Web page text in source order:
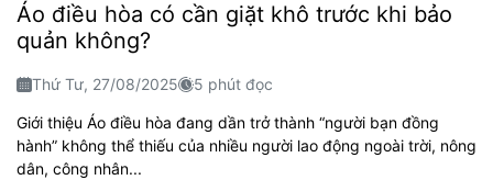
Áo điều hòa có cần giặt khô trước khi bảo
quản không?
Thứ Tư, 27/08/2025 5 phút đọc
Giới thiệu Áo điều hòa đang dần trở thành “người bạn đồng
hành” không thể thiếu của nhiều người lao động ngoài trời, nông
dân, công nhân...